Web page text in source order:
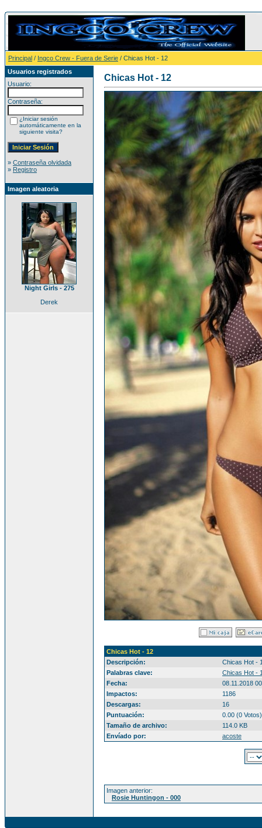
Principal / Ingco Crew - Fuera de Serie / Chicas Hot - 12
Usuarios registrados
Usuario:
Contraseña:
¿Iniciar sesión
automáticamente en la
siguiente visita?
» Contraseña olvidada
» Registro
Imagen aleatoria
Night Girls - 275
Derek
Chicas Hot - 12
Chicas Hot - 12
Descripción:
Chicas Hot -
Palabras clave:
Chicas Hot -
Fecha:
08.11.2018
Impactos:
1186
Descargas:
16
Puntuación:
0.00 (0 Votos)
Tamaño de archivo:
114.0 KB
Envíado por:
acoste
Imagen anterior:
Rosie Huntingon - 000